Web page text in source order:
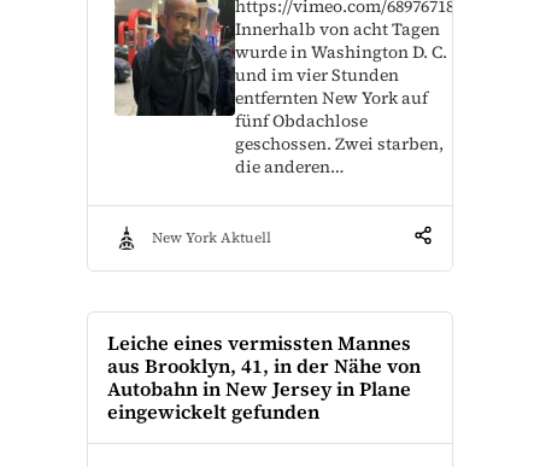
https://vimeo.com/689767186
Innerhalb von acht Tagen
wurde in Washington D. C.
und im vier Stunden
entfernten New York auf
fünf Obdachlose
geschossen. Zwei starben,
die anderen…
New York Aktuell
Leiche eines vermissten Mannes
aus Brooklyn, 41, in der Nähe von
Autobahn in New Jersey in Plane
eingewickelt gefunden